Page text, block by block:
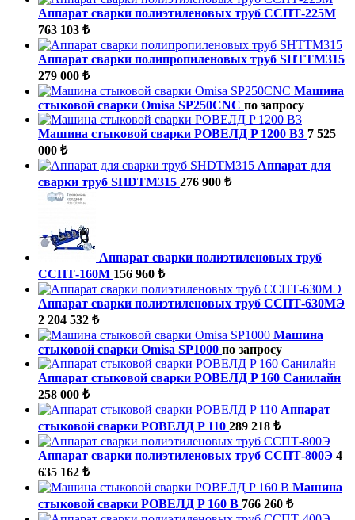
Аппарат сварки полиэтиленовых труб ССПТ-225М
763 103 ₺
Аппарат сварки полипропиленовых труб SHTTM315
279 000 ₺
Машина
стыковой сварки Omisa SP250CNC по запросу
Машина стыковой сварки РОВЕЛД P 1200 B3 7 525
000 ₺
Аппарат для
сварки труб SHDTM315 276 900 ₺
Аппарат сварки полиэтиленовых труб
ССПТ-160М 156 960 ₺
Аппарат сварки полиэтиленовых труб ССПТ-630МЭ
2 204 532 ₺
Машина
стыковой сварки Omisa SP1000 по запросу
Аппарат стыковой сварки РОВЕЛД P 160 Санилайн
258 000 ₺
Аппарат
стыковой сварки РОВЕЛД P 110 289 218 ₺
Аппарат сварки полиэтиленовых труб ССПТ-800Э 4
635 162 ₺
Машина
стыковой сварки РОВЕЛД P 160 B 766 260 ₺